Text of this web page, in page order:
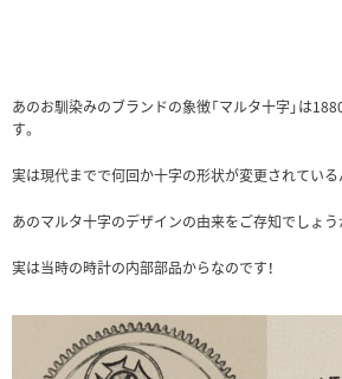
あのお馴染みのブランドの象徴「マルタ十字」は
す。
実は現代までで何回か十字の形状が変更されている
あのマルタ十字のデザインの由来をご存知でしょう
実は当時の時計の内部部品からなのです！